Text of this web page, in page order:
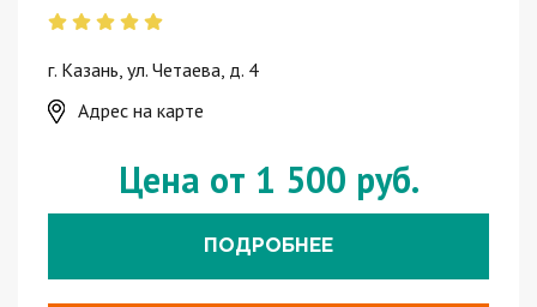
г. Казань, ул. Четаева, д. 4
Адрес на карте
Цена от 1 500 руб.
ПОДРОБНЕЕ